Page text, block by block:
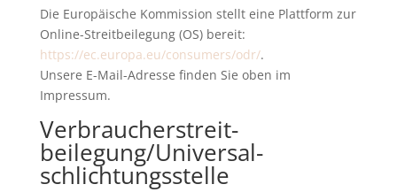
Die Europäische Kommission stellt eine Plattform zur
Online-Streitbeilegung (OS) bereit:
https://ec.europa.eu/consumers/odr/.
Unsere E-Mail-Adresse finden Sie oben im
Impressum.
Verbraucher­streit­
beilegung/Universal­
schlichtungs­stelle